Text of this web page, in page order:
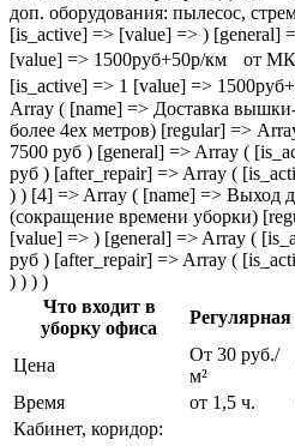
Что входит в
уборку офиса
Регулярная
Цена
От 30 руб./
м²
Время
от 1,5 ч.
Кабинет, коридор: